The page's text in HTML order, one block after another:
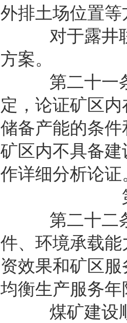
外排土场位置
对于露井联
方案。
第二十一条
定，论证矿区
储备产能的条
矿区内不具备
作详细分析论证
第二十二条
件、环境承载
资效果和矿区
均衡生产服务年
煤矿建设顺